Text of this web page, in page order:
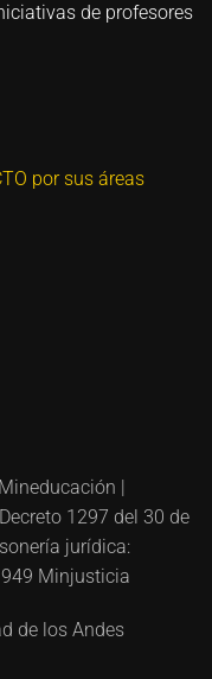
de profesores
por sus áreas
|
1297 del 30 de
jurídica:
Minjusticia
de los Andes